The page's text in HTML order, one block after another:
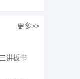
更多>>
讲板书